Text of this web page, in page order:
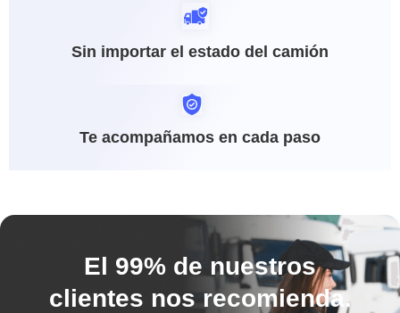
Sin importar el estado del camión
Te acompañamos en cada paso
El 99% de nuestros
clientes nos recomienda.